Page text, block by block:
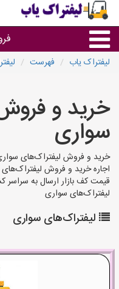
لیفتراک یاب فهرست
خرید و
سواری
خرید و فروش لیفتراک‌های
اجاره خرید و فروش
قیمت کف بازار ارسال به سراسر
لیفتراک‌های سواری
لیفتراک‌های سواری